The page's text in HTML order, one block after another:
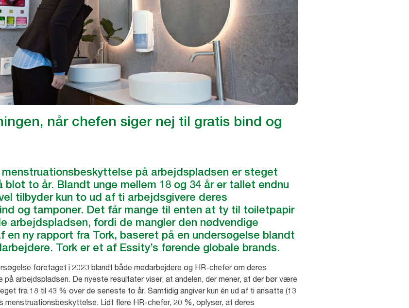
når chefen siger nej til gratis bind og
på arbejdspladsen er steget
blot to år. Blandt unge mellem 18 og 34 år er tallet endnu
tilbyder kun to ud af ti arbejdsgivere deres
og tamponer. Det får mange til enten at ty til toiletpapir
arbejdspladsen, fordi de mangler den nødvendige
en ny rapport fra Tork, baseret på en undersøgelse blandt
Tork er et af Essity’s førende globale brands.
foretaget i 2023 blandt både medarbejdere og HR-chefer om deres
arbejdspladsen. De nyeste resultater viser, at andelen, der mener, at der bør være
fra 18 til 43 % over de seneste to år. Samtidig angiver kun én ud af ti ansatte (13
menstruationsbeskyttelse. Lidt flere HR-chefer, 20 %, oplyser, at deres